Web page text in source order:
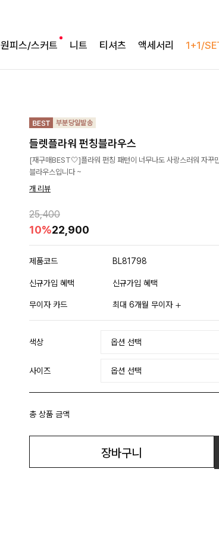
원피스/스커트 니트 티셔츠 액세서리 1+1/
들렛플라워 펀칭블라우스
[재구매BEST🤍]플라워 펀칭 패턴이 너무나도 사랑스러워 자꾸
블라우스입니다 ~
개 리뷰
25,400
10%22,900
제품코드 BL81798
신규가입 혜택 신규가입 혜택
무이자 카드 최대 6개월 무이자
색상
사이즈
총 상품 금액
장바구니